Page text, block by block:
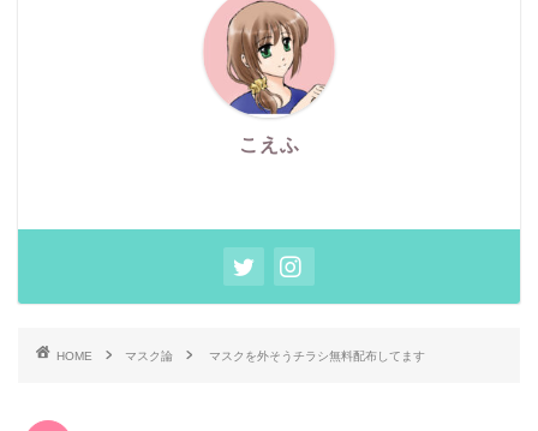
こえふ
HOME マスク論 マスクを外そうチラシ無料配布してます